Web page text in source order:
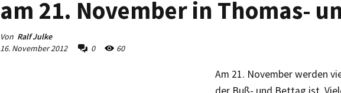
am 21. November in Thomas-
Von Ralf Julke
16. November 2012
0 60
Am 21. November werden